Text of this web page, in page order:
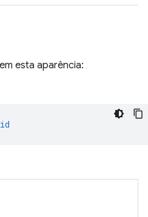
esta aparência: